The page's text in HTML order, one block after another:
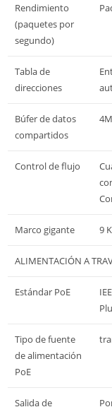
Rendimiento
(paquetes por
segundo)
Tabla de
direcciones
Búfer de datos
compartidos
Control de flujo
Marco gigante 9
ALIMENTACIÓN A
Estándar PoE
Tipo de fuente
de alimentación
PoE
Salida de